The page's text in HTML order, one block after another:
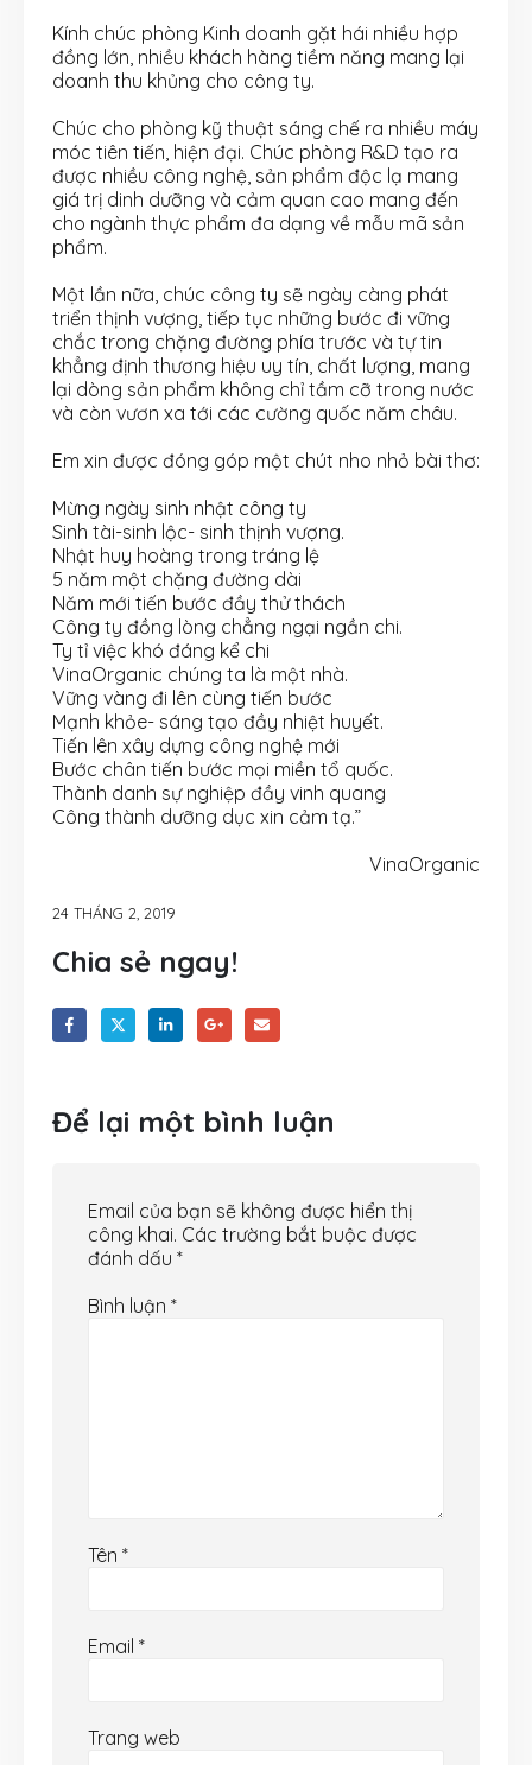
Kính chúc phòng Kinh doanh gặt hái nhiều hợp
đồng lớn, nhiều khách hàng tiềm năng mang lại
doanh thu khủng cho công ty.
Chúc cho phòng kỹ thuật sáng chế ra nhiều máy
móc tiên tiến, hiện đại. Chúc phòng R&D tạo ra
được nhiều công nghệ, sản phẩm độc lạ mang
giá trị dinh dưỡng và cảm quan cao mang đến
cho ngành thực phẩm đa dạng về mẫu mã sản
phẩm.
Một lần nữa, chúc công ty sẽ ngày càng phát
triển thịnh vượng, tiếp tục những bước đi vững
chắc trong chặng đường phía trước và tự tin
khẳng định thương hiệu uy tín, chất lượng, mang
lại dòng sản phẩm không chỉ tầm cỡ trong nước
và còn vươn xa tới các cường quốc năm châu.
Em xin được đóng góp một chút nho nhỏ bài thơ:
Mừng ngày sinh nhật công ty
Sinh tài-sinh lộc- sinh thịnh vượng.
Nhật huy hoàng trong tráng lệ
5 năm một chặng đường dài
Năm mới tiến bước đầy thử thách
Công ty đồng lòng chẳng ngại ngần chi.
Ty tỉ việc khó đáng kể chi
VinaOrganic chúng ta là một nhà.
Vững vàng đi lên cùng tiến bước
Mạnh khỏe- sáng tạo đầy nhiệt huyết.
Tiến lên xây dựng công nghệ mới
Bước chân tiến bước mọi miền tổ quốc.
Thành danh sự nghiệp đầy vinh quang
Công thành dưỡng dục xin cảm tạ.”
VinaOrganic
24 THÁNG 2, 2019
Chia sẻ ngay!
Để lại một bình luận
Email của bạn sẽ không được hiển thị
công khai. Các trường bắt buộc được
đánh dấu *
Bình luận *
Tên *
Email *
Trang web